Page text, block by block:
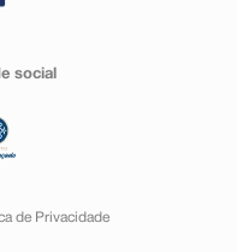
social
de Privacidade